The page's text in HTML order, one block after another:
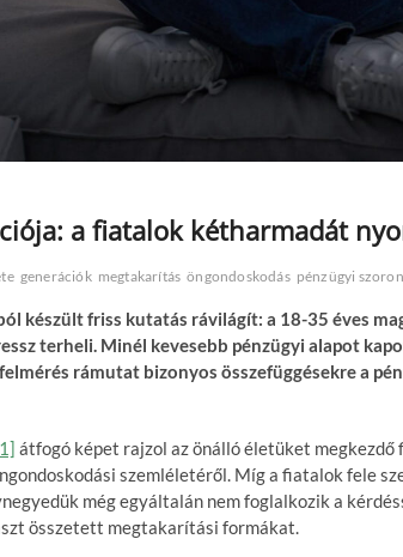
a fiatalok kétharmadát
generációk megtakarítás öngondoskodás pénzügyi
készült friss kutatás rávilágít: a 18-35 éves
terheli. Minél kevesebb pénzügyi alapot
rámutat bizonyos összefüggésekre a
átfogó képet rajzol az önálló életüket
szemléletéről. Míg a fiatalok fele
még egyáltalán nem foglalkozik a
összetett megtakarítási formákat.